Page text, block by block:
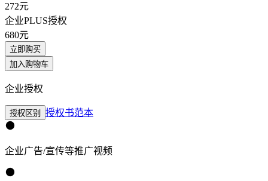
272元
企业PLUS授权
680元
立即购买
加入购物车
企业授权
授权区别 授权书范本
企业广告/宣传等推广视频